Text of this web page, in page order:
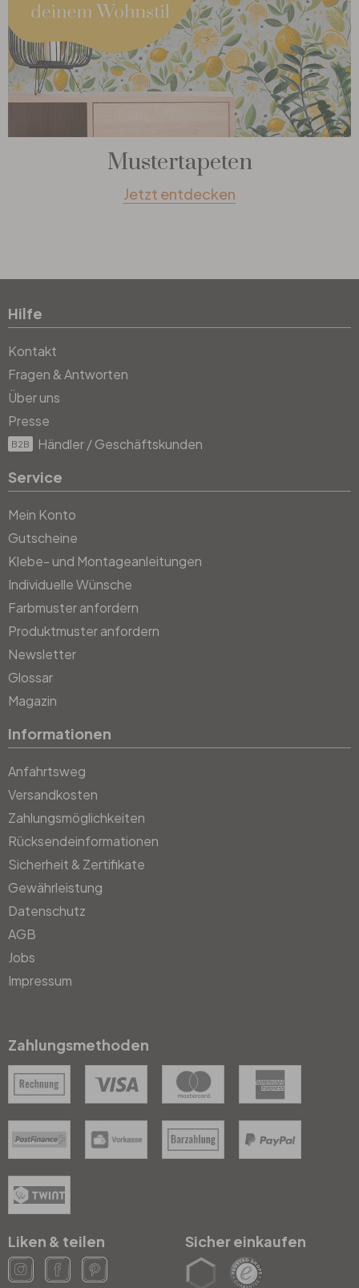
Mustertapeten
Jetzt entdecken
Hilfe
Kontakt
Fragen & Antworten
Über uns
Presse
B2B Händler / Geschäftskunden
Service
Mein Konto
Gutscheine
Klebe- und Montageanleitungen
Individuelle Wünsche
Farbmuster anfordern
Produktmuster anfordern
Newsletter
Glossar
Magazin
Informationen
Anfahrtsweg
Versandkosten
Zahlungsmöglichkeiten
Rücksendeinformationen
Sicherheit & Zertifikate
Gewährleistung
Datenschutz
AGB
Jobs
Impressum
Zahlungsmethoden
Liken & teilen Sicher einkaufen